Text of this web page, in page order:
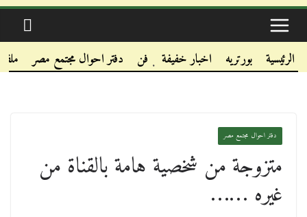
.
.
الرئيسية بورتريه اخبار خفيفة فن دفتر احوال مجتمع مصر
دفتر احوال مجتمع مصر
متزوجة من شخصية هامة بالقناة من
غيره ……